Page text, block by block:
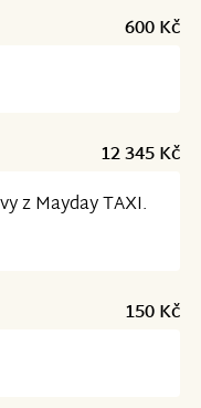
600 Kč
12 345 Kč
z Mayday TAXI.
150 Kč